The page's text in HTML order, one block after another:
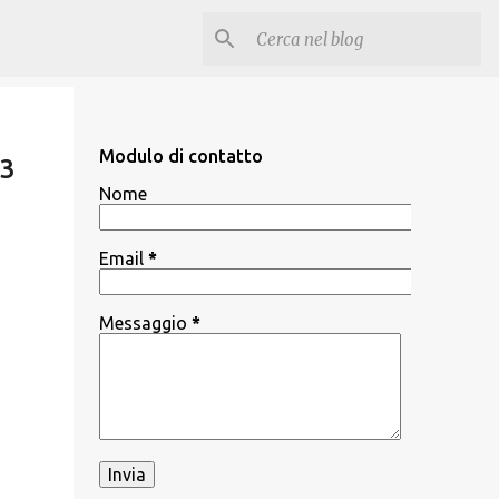
Modulo di contatto
Nome
Email *
Messaggio *